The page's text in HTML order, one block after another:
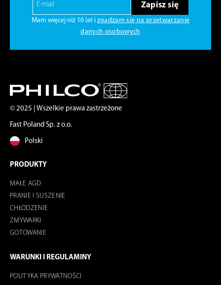
Zapisz się
Mam więcej niż 16 lat i zgadzam się na przetwarzanie
danych osobowych
© 2025 | Wszelkie prawa zastrzeżone
Fast Poland Sp. z o.o.
Polski
PRODUKTY
MAŁE AGD
PRANIE I SUSZENIE
CHŁODZENIE
ZMYWARKI
GOTOWANIE
WARUNKI I REGULAMINY
POLITYKA PRYWATNOŚCI